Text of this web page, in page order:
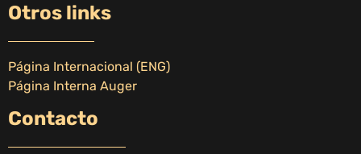
Otros links
Página Internacional (ENG)
Página Interna Auger
Contacto